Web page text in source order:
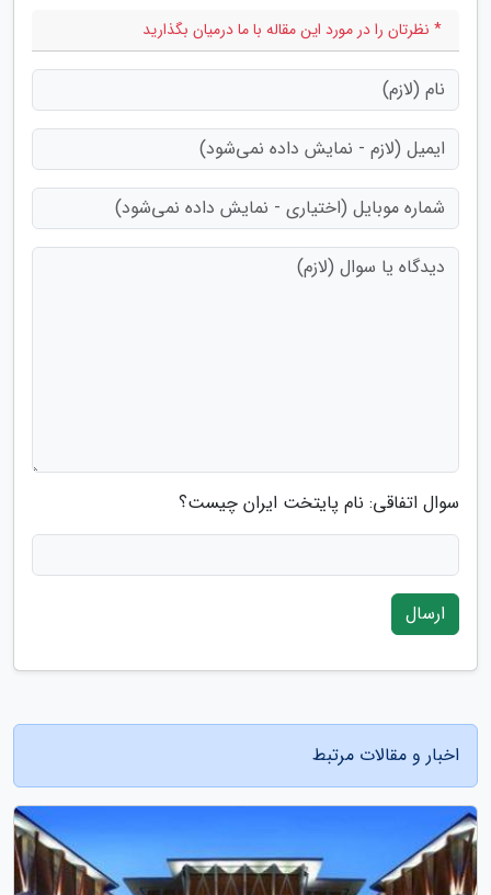
* نظرتان را در مورد این مقاله با ما درمیان بگذارید
سوال اتفاقی: نام پایتخت ایران چیست؟
ارسال
اخبار و مقالات مرتبط